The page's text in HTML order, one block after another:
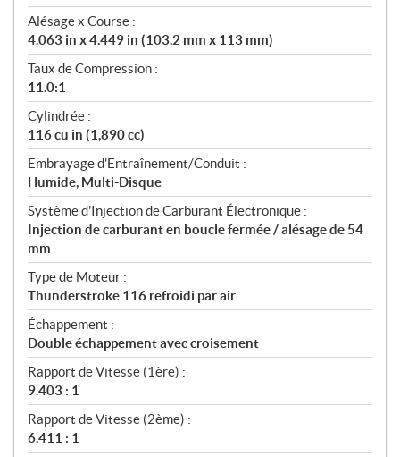
t
i
o
n
s
Alésage x Course :
4.063 in x 4.449 in (103.2 mm x 113 mm)
Taux de Compression :
11.0:1
Cylindrée :
116 cu in (1,890 cc)
Embrayage d'Entraînement/Conduit :
Humide, Multi-Disque
Système d'Injection de Carburant Électronique :
Injection de carburant en boucle fermée / alésage de 54
mm
Type de Moteur :
Thunderstroke 116 refroidi par air
Échappement :
Double échappement avec croisement
Rapport de Vitesse (1ère) :
9.403 : 1
Rapport de Vitesse (2ème) :
6.411 : 1